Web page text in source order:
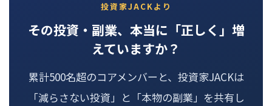
投資家JACKより
その投資・副業、本当に「正しく」増
えていますか？
累計500名超のコアメンバーと、投資家JACKは
「減らさない投資」と「本物の副業」を共有し